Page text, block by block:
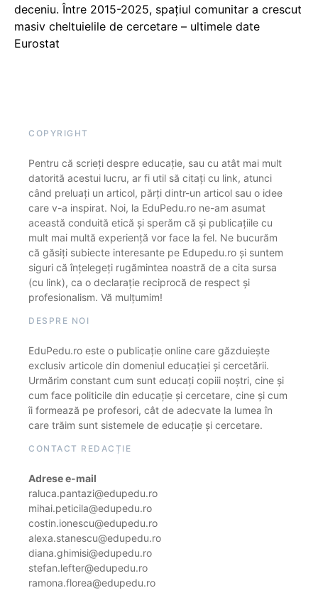
deceniu. Între 2015-2025, spațiul comunitar a crescut
masiv cheltuielile de cercetare – ultimele date
Eurostat
COPYRIGHT
Pentru că scrieți despre educație, sau cu atât mai mult
datorită acestui lucru, ar fi util să citați cu link, atunci
când preluați un articol, părți dintr-un articol sau o idee
care v-a inspirat. Noi, la EduPedu.ro ne-am asumat
această conduită etică și sperăm că și publicațiile cu
mult mai multă experiență vor face la fel. Ne bucurăm
că găsiți subiecte interesante pe Edupedu.ro și suntem
siguri că înțelegeți rugămintea noastră de a cita sursa
(cu link), ca o declarație reciprocă de respect și
profesionalism. Vă mulțumim!
DESPRE NOI
EduPedu.ro este o publicație online care găzduiește
exclusiv articole din domeniul educației și cercetării.
Urmărim constant cum sunt educați copiii noștri, cine și
cum face politicile din educație și cercetare, cine și cum
îi formează pe profesori, cât de adecvate la lumea în
care trăim sunt sistemele de educație și cercetare.
CONTACT REDACȚIE
Adrese e-mail
raluca.pantazi@edupedu.ro
mihai.peticila@edupedu.ro
costin.ionescu@edupedu.ro
alexa.stanescu@edupedu.ro
diana.ghimisi@edupedu.ro
stefan.lefter@edupedu.ro
ramona.florea@edupedu.ro